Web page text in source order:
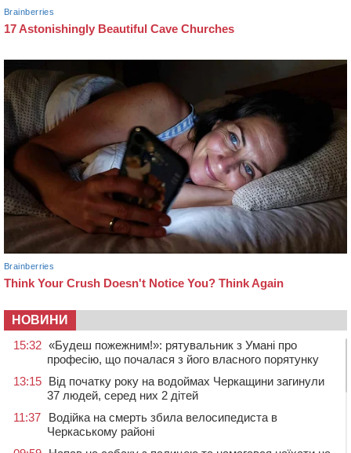
НОВИНИ
15:32 «Будеш пожежним!»: рятувальник з Умані про
професію, що почалася з його власного порятунку
13:15 Від початку року на водоймах Черкащини загинули
37 людей, серед них 2 дітей
11:37
Водійка на смерть збила велосипедиста в
Черкаському районі